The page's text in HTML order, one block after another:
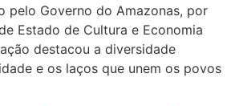
pelo Governo do Amazonas, por
Estado de Cultura e Economia
destacou a diversidade
e os laços que unem os povos